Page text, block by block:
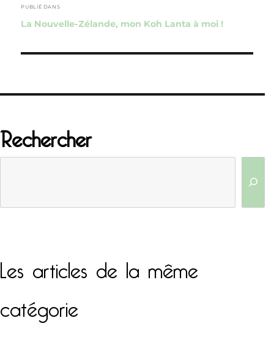
de
l’article
PUBLIÉ DANS
La Nouvelle-Zélande, mon Koh Lanta à moi !
Rechercher
Les articles de la même
catégorie